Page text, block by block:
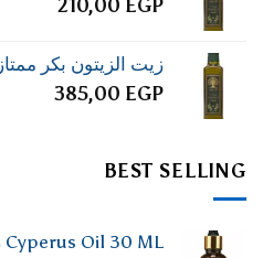
210,00 EGP
زيت الزيتون بكر ممتاز 500 مل
385,00 EGP
BEST SELLING
Cyperus Oil 30 ML زيت السُعد